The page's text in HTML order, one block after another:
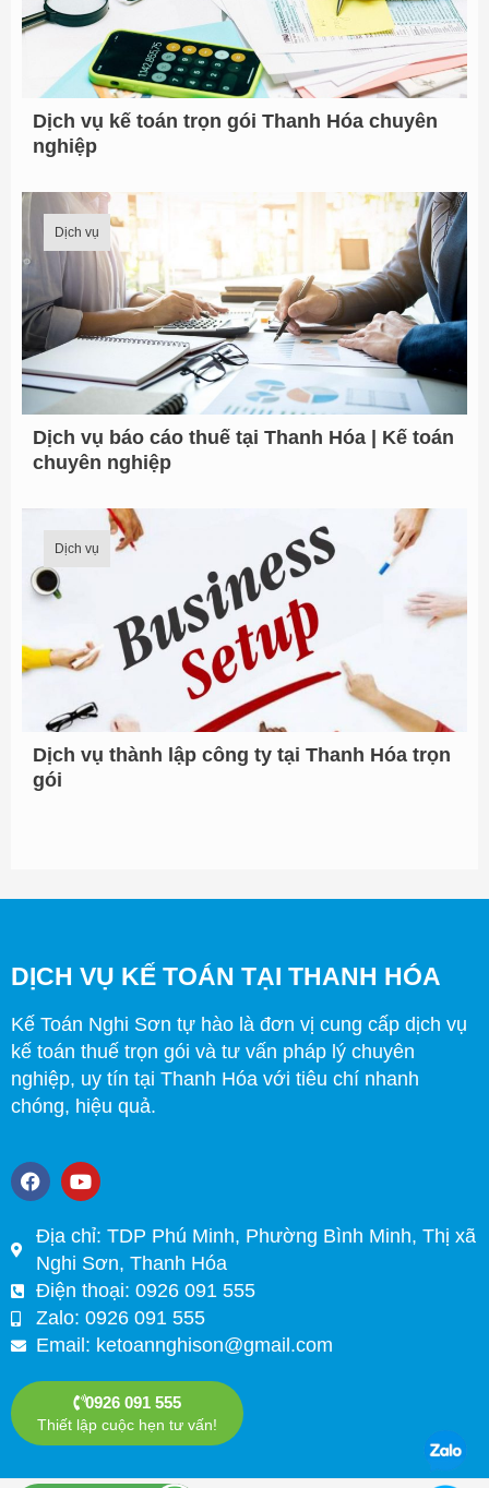
Dịch vụ kế toán trọn gói Thanh Hóa chuyên
nghiệp
Dịch vụ
Dịch vụ báo cáo thuế tại Thanh Hóa | Kế toán
chuyên nghiệp
Dịch vụ
Dịch vụ thành lập công ty tại Thanh Hóa trọn
gói
DỊCH VỤ KẾ TOÁN TẠI THANH HÓA
Kế Toán Nghi Sơn tự hào là đơn vị cung cấp dịch vụ
kế toán thuế trọn gói và tư vấn pháp lý chuyên
nghiệp, uy tín tại Thanh Hóa với tiêu chí nhanh
chóng, hiệu quả.
F
a
e
b
o
o
k
Y
o
t
u
b
e
Địa chỉ: TDP Phú Minh, Phường Bình Minh, Thị xã
Nghi Sơn, Thanh Hóa
Điện thoại: 0926 091 555
Zalo: 0926 091 555
Email: ketoannghison@gmail.com
0926 091 555
Thiết lập cuộc hẹn tư vấn!